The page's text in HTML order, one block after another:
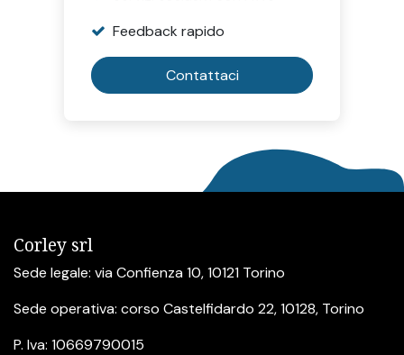
Feedback rapido
Contattaci
Corley srl
Sede legale: via Confienza 10, 10121 Torino
Sede operativa: corso Castelfidardo 22, 10128, Torino
P. Iva: 10669790015